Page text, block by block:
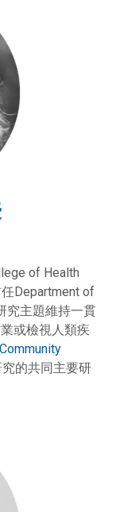
of Health
Department of
究主題維持一貫
或檢視人類疾
的共同主要研